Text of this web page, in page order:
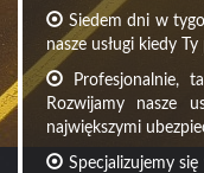
Siedem dni w
nasze usługi kiedy
Profesjonalnie,
Rozwijamy nasze
największymi
Specjalizujemy